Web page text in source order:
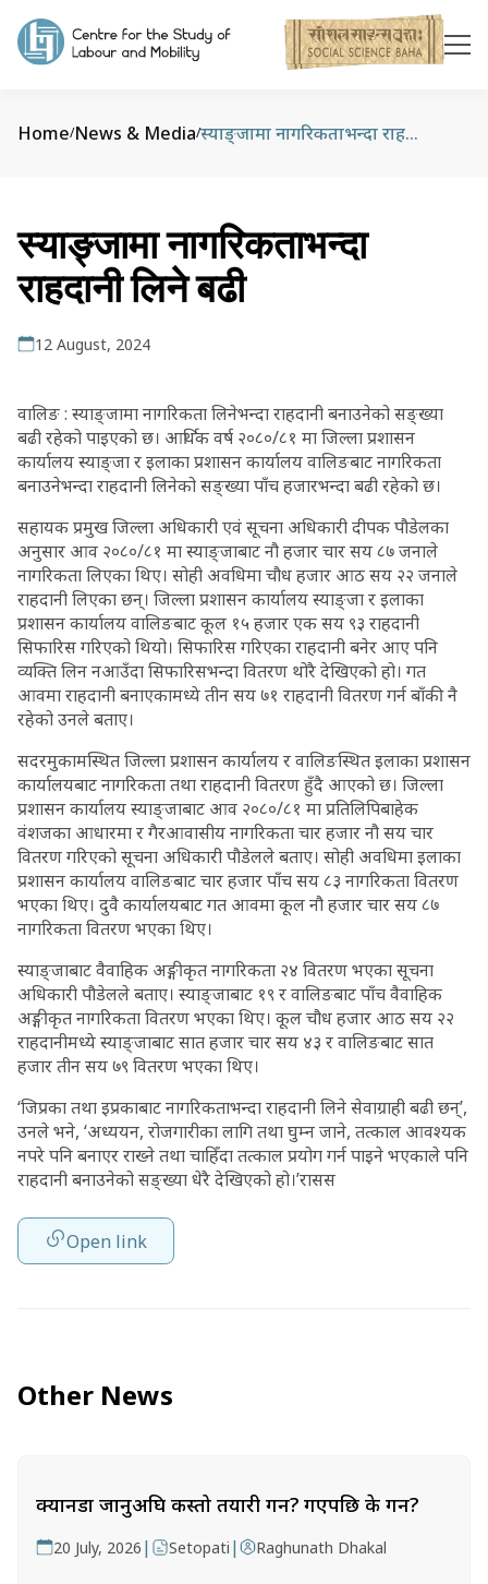
Home/News & Media/ स्याङ्जामा नागरिकताभन्दा राहदानी लिने बढी
स्याङ्जामा नागरिकताभन्दा
राहदानी लिने बढी
12 August, 2024
वालिङ : स्याङ्जामा नागरिकता लिनेभन्दा राहदानी बनाउनेको सङ्ख्या
बढी रहेको पाइएको छ। आर्थिक वर्ष २०८०/८१ मा जिल्ला प्रशासन
कार्यालय स्याङ्जा र इलाका प्रशासन कार्यालय वालिङबाट नागरिकता
बनाउनेभन्दा राहदानी लिनेको सङ्ख्या पाँच हजारभन्दा बढी रहेको छ।
सहायक प्रमुख जिल्ला अधिकारी एवं सूचना अधिकारी दीपक पौडेलका
अनुसार आव २०८०/८१ मा स्याङ्जाबाट नौ हजार चार सय ८७ जनाले
नागरिकता लिएका थिए। सोही अवधिमा चौध हजार आठ सय २२ जनाले
राहदानी लिएका छन्। जिल्ला प्रशासन कार्यालय स्याङ्जा र इलाका
प्रशासन कार्यालय वालिङबाट कूल १५ हजार एक सय ९३ राहदानी
सिफारिस गरिएको थियो। सिफारिस गरिएका राहदानी बनेर आए पनि
व्यक्ति लिन नआउँदा सिफारिसभन्दा वितरण थोरै देखिएको हो। गत
आवमा राहदानी बनाएकामध्ये तीन सय ७१ राहदानी वितरण गर्न बाँकी नै
रहेको उनले बताए।
सदरमुकामस्थित जिल्ला प्रशासन कार्यालय र वालिङस्थित इलाका प्रशासन
कार्यालयबाट नागरिकता तथा राहदानी वितरण हुँदै आएको छ। जिल्ला
प्रशासन कार्यालय स्याङ्जाबाट आव २०८०/८१ मा प्रतिलिपिबाहेक
वंशजका आधारमा र गैरआवासीय नागरिकता चार हजार नौ सय चार
वितरण गरिएको सूचना अधिकारी पौडेलले बताए। सोही अवधिमा इलाका
प्रशासन कार्यालय वालिङबाट चार हजार पाँच सय ८३ नागरिकता वितरण
भएका थिए। दुवै कार्यालयबाट गत आवमा कूल नौ हजार चार सय ८७
नागरिकता वितरण भएका थिए।
स्याङ्जाबाट वैवाहिक अङ्गीकृत नागरिकता २४ वितरण भएका सूचना
अधिकारी पौडेलले बताए। स्याङ्जाबाट १९ र वालिङबाट पाँच वैवाहिक
अङ्गीकृत नागरिकता वितरण भएका थिए। कूल चौध हजार आठ सय २२
राहदानीमध्ये स्याङ्जाबाट सात हजार चार सय ४३ र वालिङबाट सात
हजार तीन सय ७९ वितरण भएका थिए।
‘जिप्रका तथा इप्रकाबाट नागरिकताभन्दा राहदानी लिने सेवाग्राही बढी छन्’,
उनले भने, ‘अध्ययन, रोजगारीका लागि तथा घुम्न जाने, तत्काल आवश्यक
नपरे पनि बनाएर राख्ने तथा चाहिँदा तत्काल प्रयोग गर्न पाइने भएकाले पनि
राहदानी बनाउनेको सङ्ख्या धेरै देखिएको हो।’रासस
Open link
Other News
क्यानडा जानुअघि कस्तो तयारी गर्ने? गएपछि के गर्ने?
20 July, 2026 | Setopati | Raghunath Dhakal